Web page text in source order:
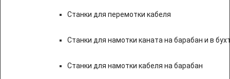
Станки для перемотки кабеля
Станки для намотки каната на барабан и в
Станки для намотки кабеля на барабан